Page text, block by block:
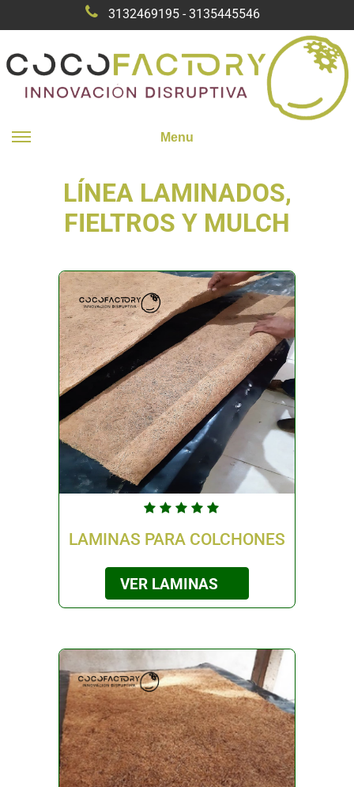
3132469195 - 3135445546
Menu
LÍNEA LAMINADOS,
FIELTROS Y MULCH
LAMINAS PARA COLCHONES
VER LAMINAS